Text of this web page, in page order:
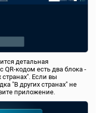
детальная
QR-кодом есть два блока -
странах". Если вы
"В других странах" не
приложение.